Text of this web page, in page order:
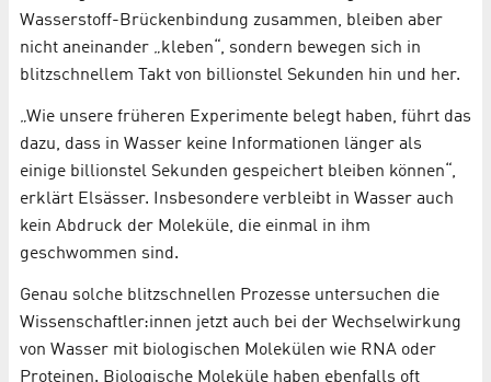
Wasserstoff-Brückenbindung zusammen, bleiben aber
nicht aneinander „kleben“, sondern bewegen sich in
blitzschnellem Takt von billionstel Sekunden hin und her.
„Wie unsere früheren Experimente belegt haben, führt das
dazu, dass in Wasser keine Informationen länger als
einige billionstel Sekunden gespeichert bleiben können“,
erklärt Elsässer. Insbesondere verbleibt in Wasser auch
kein Abdruck der Moleküle, die einmal in ihm
geschwommen sind.
Genau solche blitzschnellen Prozesse untersuchen die
Wissenschaftler:innen jetzt auch bei der Wechselwirkung
von Wasser mit biologischen Molekülen wie RNA oder
Proteinen. Biologische Moleküle haben ebenfalls oft